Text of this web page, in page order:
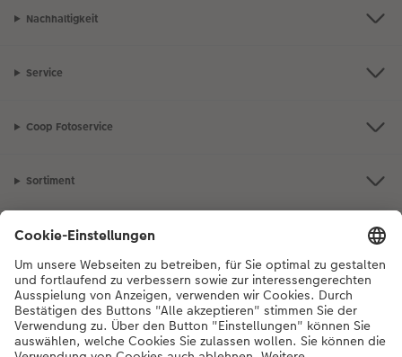
Nachhaltigkeit
Service
Coop Fotoservice
Sortiment
Inspiration
Bei Fragen zu Produkten oder der Bestellung können Sie uns gerne von
Montag bis Samstag von 8:00 – 20:00 Uhr und Sonntag von 10:00 –
20:00 Uhr (gesetzliche Feiertage ausgenommen) unter der
Telefonnummer044 499 10 36kontaktieren.